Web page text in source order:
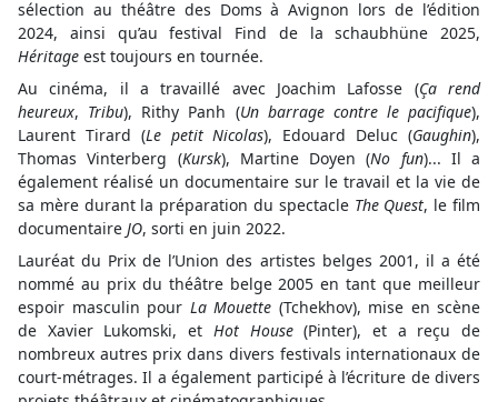
sélection au théâtre des Doms à Avignon lors de l’édition
2024, ainsi qu’au festival Find de la schaubhüne 2025,
Héritage est toujours en tournée.
Au cinéma, il a travaillé avec Joachim Lafosse (Ça rend
heureux, Tribu), Rithy Panh (Un barrage contre le pacifique),
Laurent Tirard (Le petit Nicolas), Edouard Deluc (Gaughin),
Thomas Vinterberg (Kursk), Martine Doyen (No fun)... Il a
également réalisé un documentaire sur le travail et la vie de
sa mère durant la préparation du spectacle The Quest, le film
documentaire JO, sorti en juin 2022.
Lauréat du Prix de l’Union des artistes belges 2001, il a été
nommé au prix du théâtre belge 2005 en tant que meilleur
espoir masculin pour La Mouette (Tchekhov), mise en scène
de Xavier Lukomski, et Hot House(Pinter), et a reçu de
nombreux autres prix dans divers festivals internationaux de
court-métrages. Il a également participé à l’écriture de divers